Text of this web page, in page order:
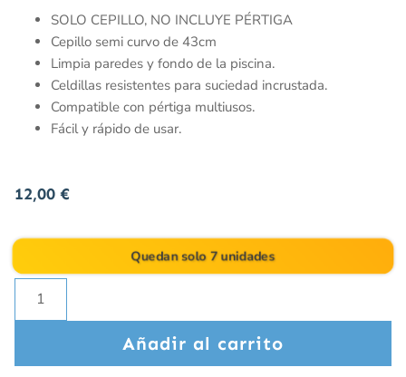
SOLO CEPILLO, NO INCLUYE PÉRTIGA
Cepillo semi curvo de 43cm
Limpia paredes y fondo de la piscina.
Celdillas resistentes para suciedad incrustada.
Compatible con pértiga multiusos.
Fácil y rápido de usar.
12,00 €
Quedan solo 7 unidades
Añadir al carrito